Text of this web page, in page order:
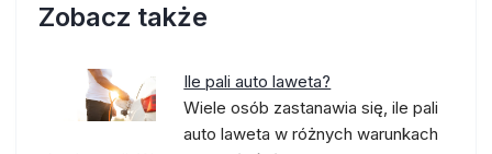
Zobacz także
Ile pali auto laweta?
Wiele osób zastanawia się, ile pali
auto laweta w różnych warunkach